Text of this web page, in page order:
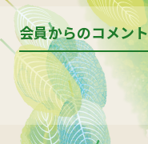
会員からのコメント